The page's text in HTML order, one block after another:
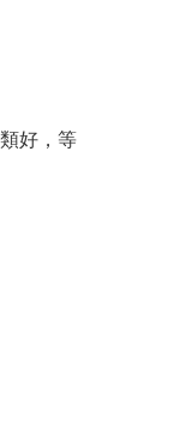
好，等